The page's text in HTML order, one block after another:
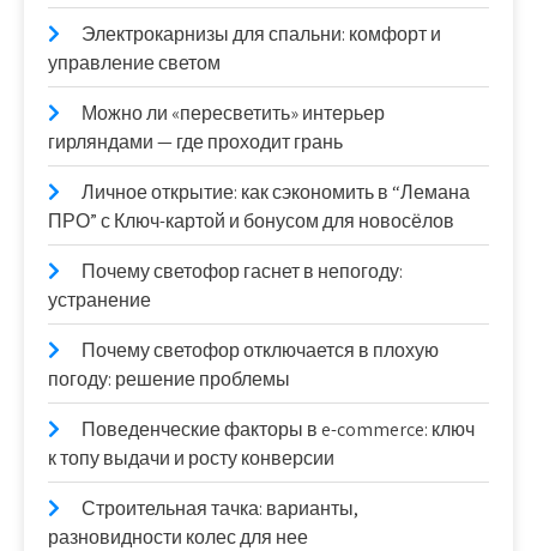
Электрокарнизы для спальни: комфорт и
управление светом
Можно ли «пересветить» интерьер
гирляндами — где проходит грань
Личное открытие: как сэкономить в “Лемана
ПРО” с Ключ-картой и бонусом для новосёлов
Почему светофор гаснет в непогоду:
устранение
Почему светофор отключается в плохую
погоду: решение проблемы
Поведенческие факторы в e-commerce: ключ
к топу выдачи и росту конверсии
Строительная тачка: варианты,
разновидности колес для нее